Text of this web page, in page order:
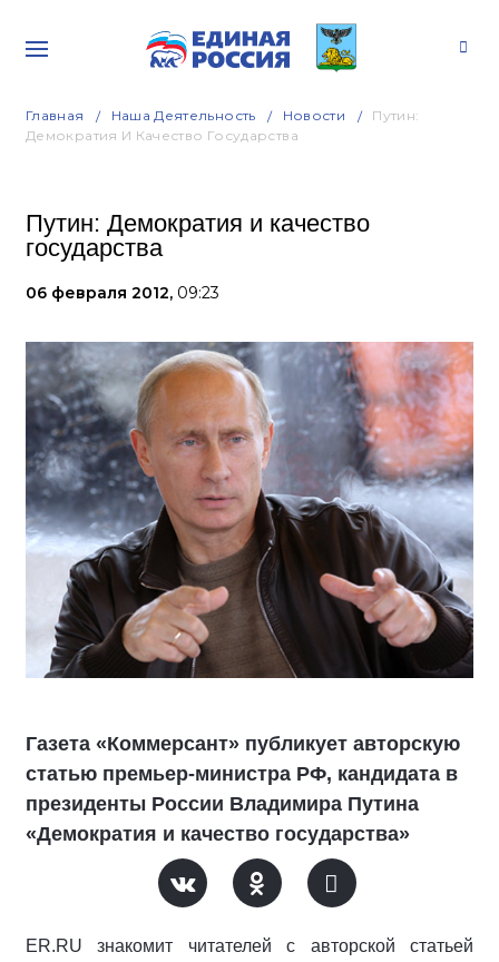
Главная Наша Деятельность Новости
Путин:
Демократия И Качество Государства
Путин: Демократия и качество
государства
06 февраля 2012, 09:23
Газета «Коммерсант» публикует авторскую
статью премьер-министра РФ, кандидата в
президенты России Владимира Путина
«Демократия и качество государства»
ER.RU знакомит читателей с авторской статьей